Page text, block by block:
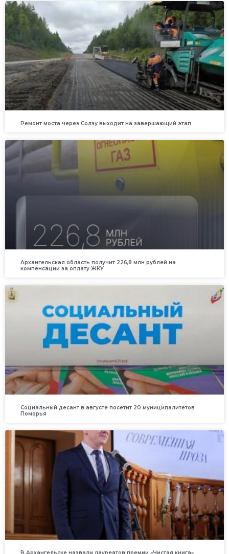
Ремонт моста через Солзу выходит на завершающий этап
Архангельская область получит 226,8 млн рублей на
компенсации за оплату ЖКУ
Социальный десант в августе посетит 20 муниципалитетов
Поморья
В Архангельске назвали лауреатов премии «Чистая книга»